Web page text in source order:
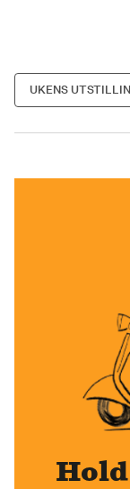
UKENS